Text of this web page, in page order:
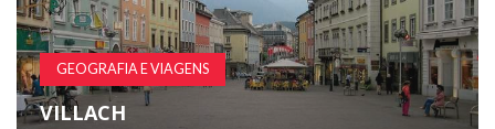
GEOGRAFIA E VIAGENS
VILLACH